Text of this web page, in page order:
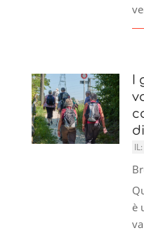
IL:
è